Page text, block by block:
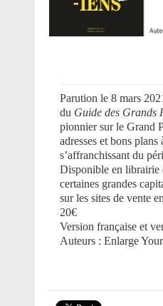
Parution le 8 mars
du Guide des Grands
pionnier sur le Grand
adresses et bons
s’affranchissant du
Disponible en librairie
certaines grandes
sur les sites de vente
20€
Version française et
Auteurs : Enlarge